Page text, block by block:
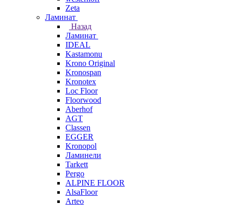
Zeta
Ламинат
Назад
Ламинат
IDEAL
Kastamonu
Krono Original
Kronospan
Kronotex
Loc Floor
Floorwood
Aberhof
AGT
Classen
EGGER
Kronopol
Ламинели
Tarkett
Pergo
ALPINE FLOOR
AlsaFloor
Arteo